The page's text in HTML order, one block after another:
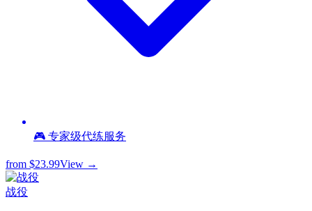
🎮 专家级代练服务
from $23.99View →
战役